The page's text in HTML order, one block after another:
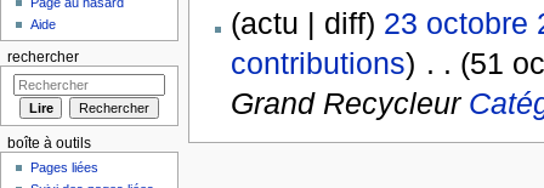
(actu | diff) 23 octobre
contributions) . . (51
Grand Recycleur
Page au hasard
Aide
rechercher
boîte à outils
Pages liées